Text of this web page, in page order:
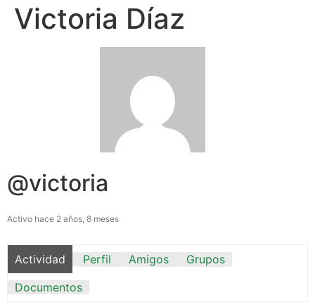
Victoria Díaz
@victoria
Activo hace 2 años, 8 meses
Actividad Perfil Amigos
Grupos
Documentos